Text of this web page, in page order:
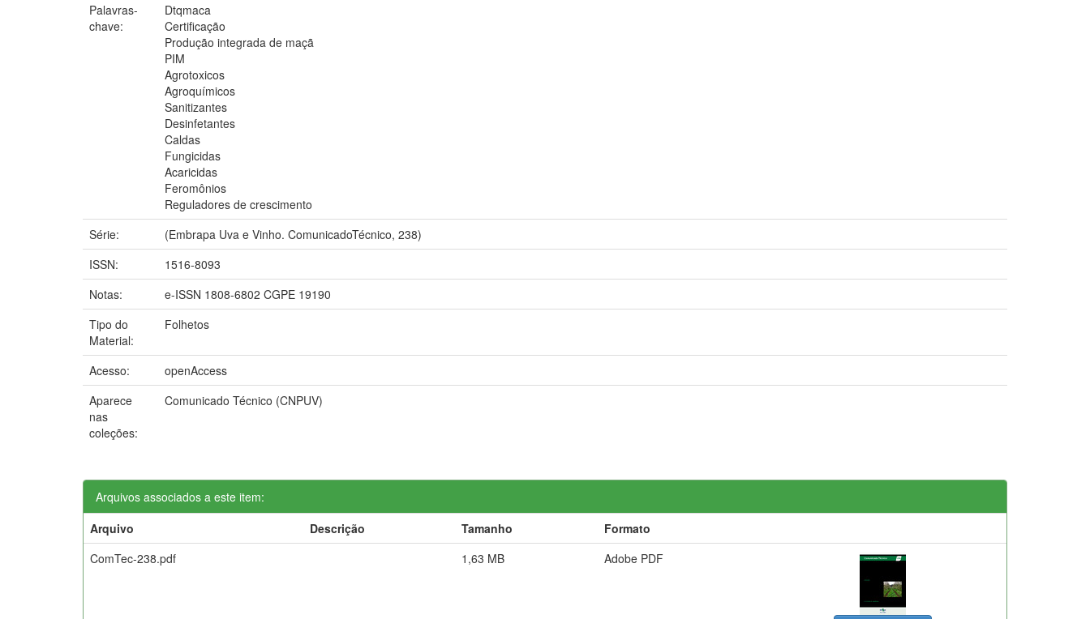
Palavras-
chave:
Dtqmaca
Certificação
Produção integrada de maçã
PIM
Agrotoxicos
Agroquímicos
Sanitizantes
Desinfetantes
Caldas
Fungicidas
Acaricidas
Feromônios
Reguladores de crescimento
Série:
(Embrapa Uva e Vinho. ComunicadoTécnico, 238)
ISSN:
1516-8093
Notas:
e-ISSN 1808-6802 CGPE 19190
Tipo do
Material:
Folhetos
Acesso:
openAccess
Aparece
nas
coleções:
Comunicado Técnico (CNPUV)
Arquivos associados a este item:
Arquivo
Descrição Tamanho
Formato
ComTec-238.pdf
1,63 MB Adobe PDF